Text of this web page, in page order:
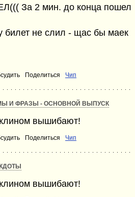
За 2 мин. до конца пошел
билет не слил - щас бы маек
Поделиться Чип
И ФРАЗЫ - ОСНОВНОЙ ВЫПУСК
вышибают!
Поделиться Чип
вышибают!